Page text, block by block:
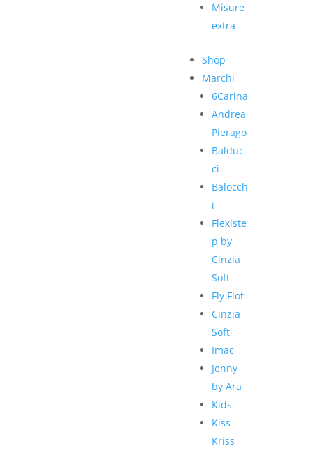
Misure
extra
Shop
Marchi
6Carina
Andrea
Pierago
Balduc
ci
Balocch
i
Flexiste
p by
Cinzia
Soft
Fly Flot
Cinzia
Soft
Imac
Jenny
by Ara
Kids
Kiss
Kriss